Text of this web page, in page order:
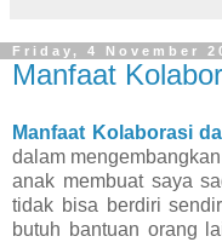
Friday, 4 November
Manfaat
Manfaat Kolaborasi
dalam
anak membuat saya
tidak bisa berdiri
butuh bantuan orang